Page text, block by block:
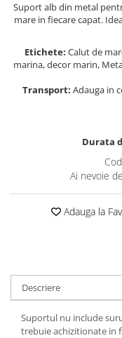
Suport alb din metal
mare in fiecare capat.
Etichete: Calut de
marina, decor marin,
Transport: Adauga in
Durata
Ai nevoie
Adauga la
Descriere
Suportul nu include
trebuie achizitionate in